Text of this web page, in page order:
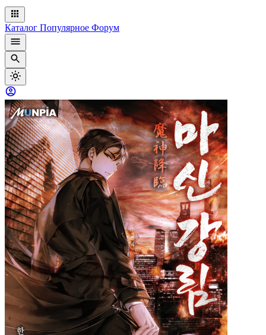
Каталог Популярное Форум